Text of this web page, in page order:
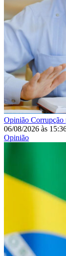
Opinião Corrupção
06/08/2026 às
Opinião